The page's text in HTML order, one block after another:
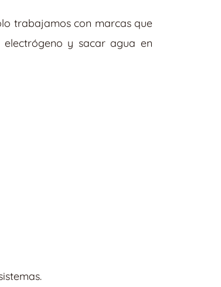
trabajamos con marcas que
y sacar agua en